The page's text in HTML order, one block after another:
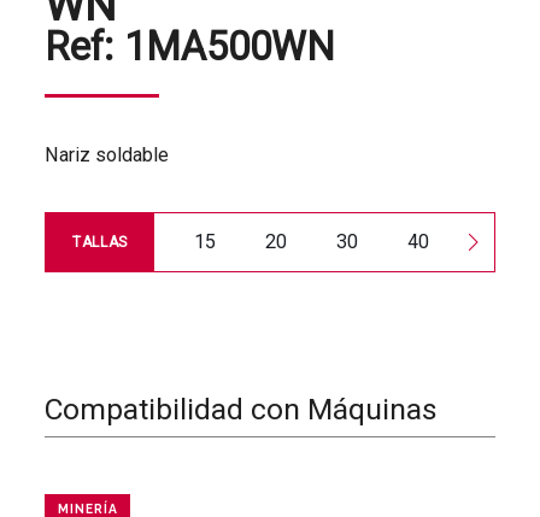
Ref: 1MA500WN
Nariz soldable
TALLAS 15 20 30 40
Compatibilidad con Máquinas
MINERÍA